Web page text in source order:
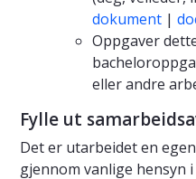
dokument |
Oppgaver
eller andre
Fylle ut
Det er utarbeidet en
gjennom vanlige hensyn